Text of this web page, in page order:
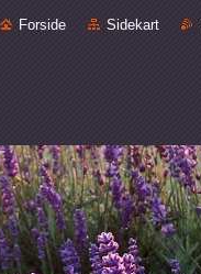
Forside Sidekart